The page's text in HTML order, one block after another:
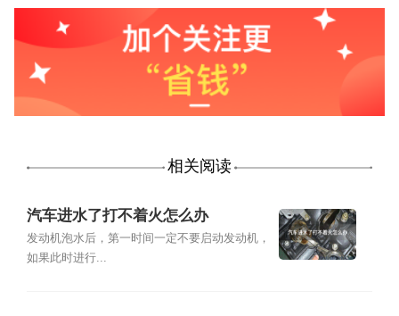
相关阅读
汽车进水了打不着火怎么办
发动机泡水后，第一时间一定不要启动发动机，
如果此时进行...